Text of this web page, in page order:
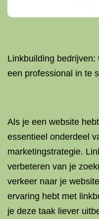
Linkbuilding
een ​​professional in te
Als je een website
essentieel onderdeel
marketingstrategie.
verbeteren van je
verkeer naar je
ervaring hebt met
je deze taak liever